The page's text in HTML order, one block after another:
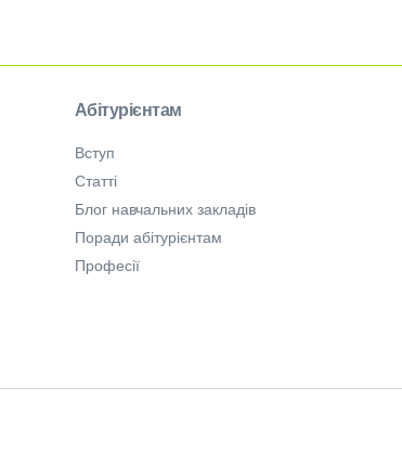
Абітурієнтам
Вступ
Статті
Блог навчальних закладів
Поради абітурієнтам
Професії